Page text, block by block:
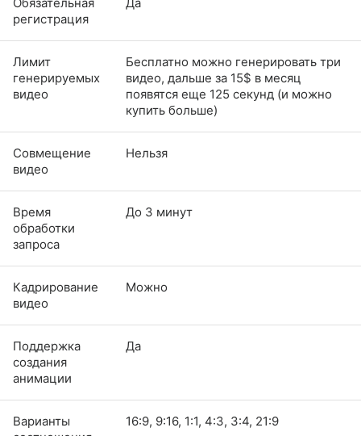
Обязательная
регистрация
Да
Лимит
генерируемых
видео
Бесплатно можно генерировать три
видео, дальше за 15$ в месяц
появятся еще 125 секунд (и можно
купить больше)
Совмещение
видео
Нельзя
Время
обработки
запроса
До 3 минут
Кадрирование
видео
Можно
Поддержка
создания
анимации
Да
Варианты
16:9, 9:16, 1:1, 4:3, 3:4, 21:9